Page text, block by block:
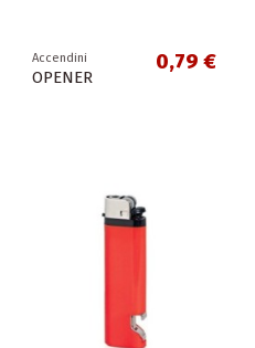
Accendini
OPENER
0,79 €